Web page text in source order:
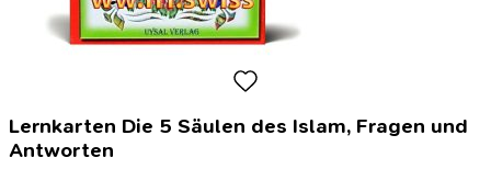
Lernkarten Die 5 Säulen des Islam, Fragen und
Antworten